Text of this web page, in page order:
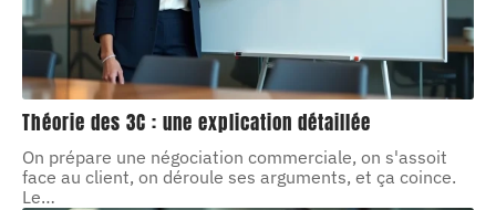
Théorie des 3C : une explication détaillée
On prépare une négociation commerciale, on s'assoit
face au client, on déroule ses arguments, et ça coince.
Le…